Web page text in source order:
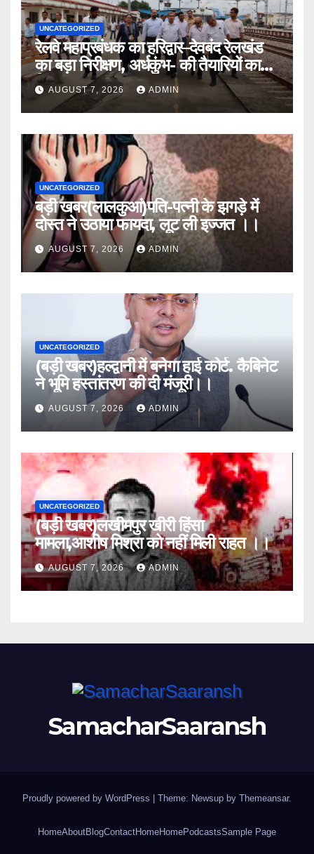
UNCATEGORIZED
रेलवे महाप्रबंधक का हरिद्वार–देवबंद रेलखंड
का बड़ा निरीक्षण, अर्धकुंभ- की तैयारियों का
लिया जायजा
AUGUST 7, 2026 ADMIN
UNCATEGORIZED
बड़ी खबर(लालकुआं)पति-पत्नी के झगड़े में
दोस्त ने उठाया फायदा, लूट ली इज्जत ।।
AUGUST 7, 2026 ADMIN
UNCATEGORIZED
(बड़ी खबर)हल्द्वानी में बनेगा हाई कोर्ट. कैबिनेट
ने भूमि हस्तांतरण की दी मंजूरी।।
AUGUST 7, 2026 ADMIN
UNCATEGORIZED
(बड़ी खबर)लखीमपुर खीरी हिंसा
मामला,आशीष मिश्रा को नहीं मिली राहत ।।
AUGUST 7, 2026 ADMIN
SamacharSaaransh
Proudly powered by WordPress Theme: Newsup by Themeansar.
HomeAboutBlogContactHomeHomePodcastsSample Page